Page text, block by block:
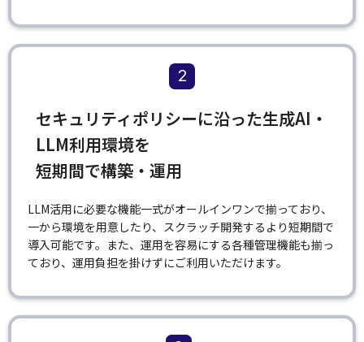
2
セキュリティポリシーに沿った生成AI・
LLM利用環境を
短期間で構築・運用
LLM活用に必要な機能一式がオールインワンで揃っており、
一から環境を用意したり、スクラッチ開発するより短期間で
導入可能です。また、運用を容易にする各種管理機能も揃っ
ており、運用負担を掛けずにご利用いただけます。